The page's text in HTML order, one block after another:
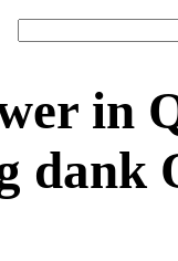
in
dank